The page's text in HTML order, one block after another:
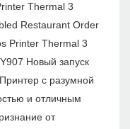
Thermal 3
Restaurant Order
Printer Thermal 3
Новый запуск
с разумной
и отличным
от